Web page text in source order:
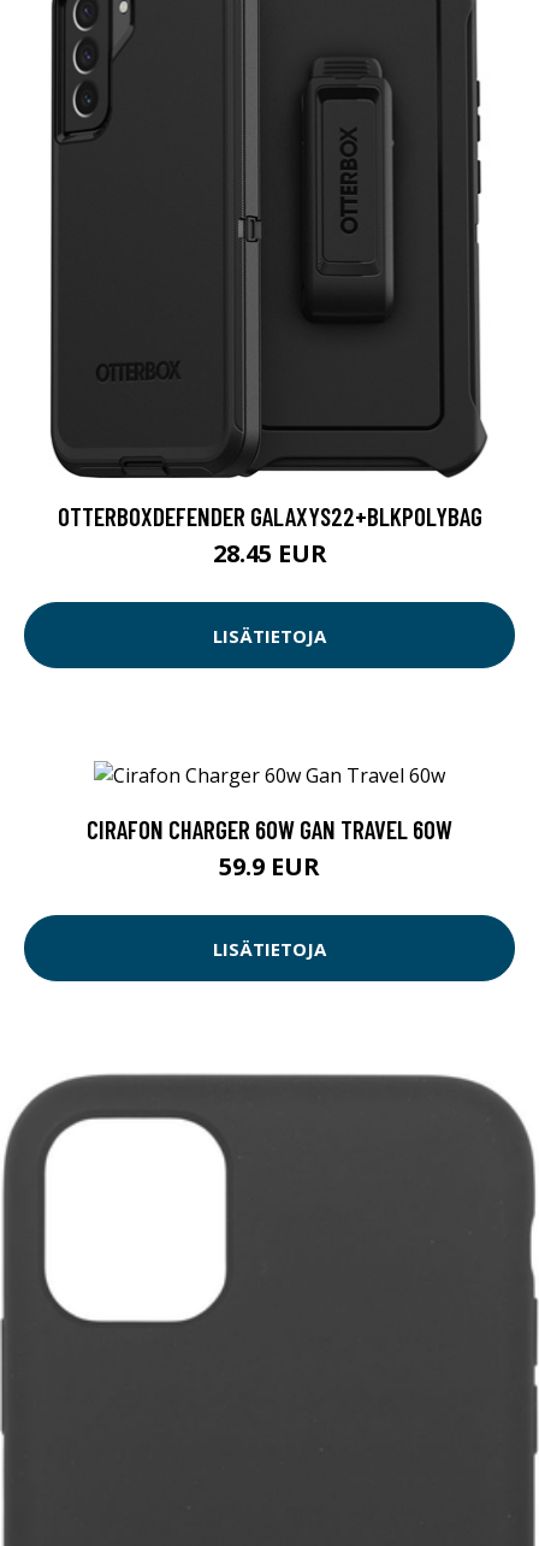
OTTERBOXDEFENDER GALAXYS22+BLKPOLYBAG
28.45 EUR
LISÄTIETOJA
CIRAFON CHARGER 60W GAN TRAVEL 60W
59.9 EUR
LISÄTIETOJA